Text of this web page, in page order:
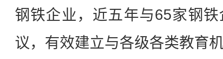
钢铁企业，近五年与65家钢
议，有效建立与各级各类教育